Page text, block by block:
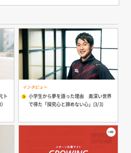
ト
インタビュー
小学生から夢を語った理由 奥深い世界
で得た「探究心と諦めない心」(3/3)